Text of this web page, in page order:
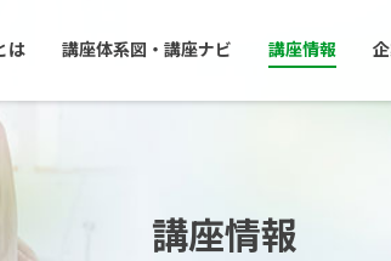
は 講座体系図・講座ナビ 講座情報
講座情報